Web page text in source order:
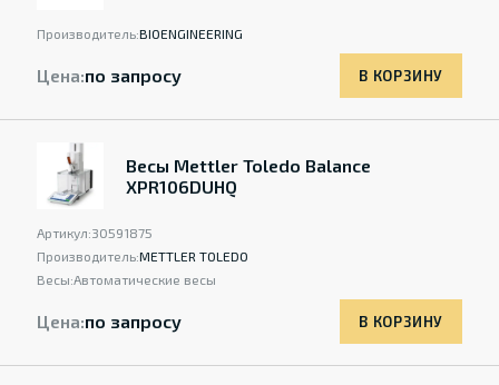
Производитель:BIOENGINEERING
Цена:по запросу В КОРЗИНУ
Весы Mettler Toledo Balance
XPR106DUHQ
Артикул:30591875
Производитель:METTLER TOLEDO
Весы:Автоматические весы
Цена:по запросу В КОРЗИНУ